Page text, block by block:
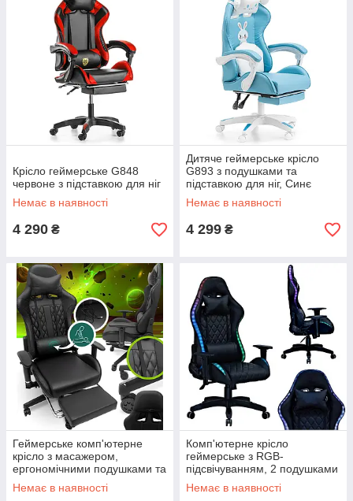
Крісло геймерське G848
червоне з підставкою для ніг
Немає в наявності
4 290 ₴
Дитяче геймерське крісло
G893 з подушками та
підставкою для ніг, Синє
Немає в наявності
4 299 ₴
Геймерське комп'ютерне
крісло з масажером,
ергономічними подушками та
підставкою для ніг, Чорний
(G901)
Немає в наявності
Комп'ютерне крісло
геймерське з RGB-
підсвічуванням, 2 подушками
Чорний (G400) ігрове крісло
Немає в наявності